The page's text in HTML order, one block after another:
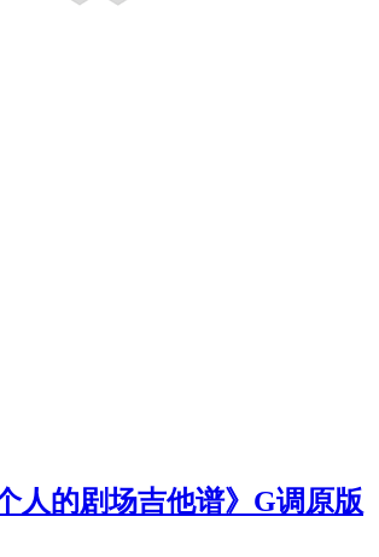
人的剧场吉他谱》G调原版